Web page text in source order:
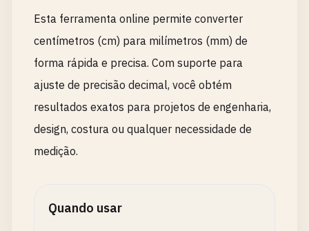
Esta ferramenta online permite converter
centímetros (cm) para milímetros (mm) de
forma rápida e precisa. Com suporte para
ajuste de precisão decimal, você obtém
resultados exatos para projetos de engenharia,
design, costura ou qualquer necessidade de
medição.
Quando usar